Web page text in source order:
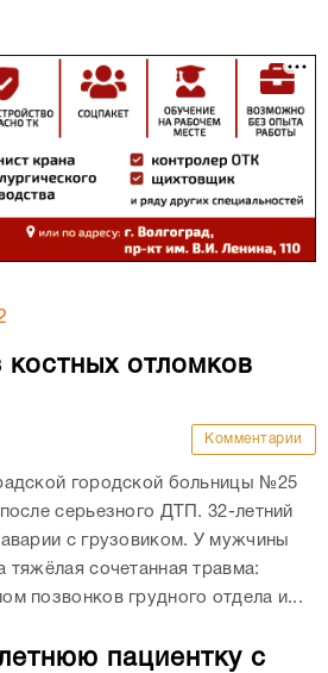
костных отломков
Комментарии
городской больницы №25
серьезного ДТП. 32-летний
с грузовиком. У мужчины
тяжёлая сочетанная травма:
позвонков грудного отдела и...
пациентку с